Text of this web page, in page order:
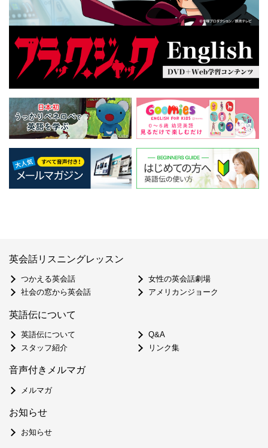
英会話リスニングレッスン
つかえる英会話
女性の英会話劇場
社会の窓から英会話
アメリカンジョーク
英語伝について
英語伝について
Q&A
スタッフ紹介
リンク集
音声付きメルマガ
メルマガ
お知らせ
お知らせ